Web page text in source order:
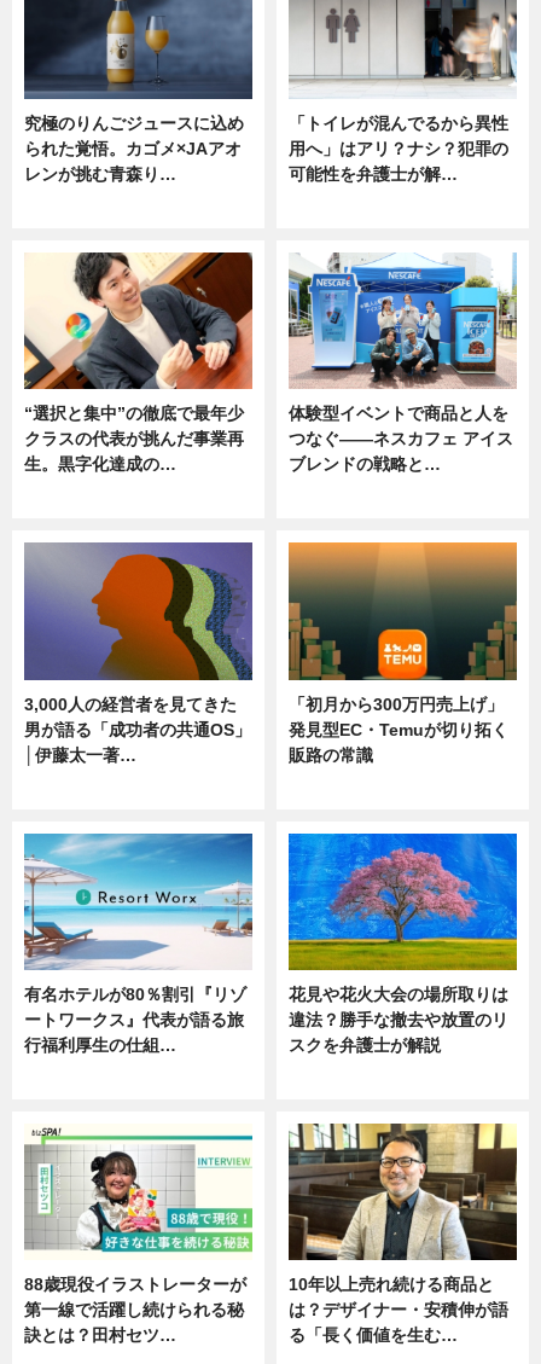
究極のりんごジュースに込め
られた覚悟。カゴメ×JAアオ
レンが挑む青森り…
「トイレが混んでるから異性
用へ」はアリ？ナシ？犯罪の
可能性を弁護士が解…
“選択と集中”の徹底で最年少
クラスの代表が挑んだ事業再
生。黒字化達成の…
体験型イベントで商品と人を
つなぐ――ネスカフェ アイス
ブレンドの戦略と…
3,000人の経営者を見てきた
男が語る「成功者の共通OS」
│伊藤太一著…
「初月から300万円売上げ」
発見型EC・Temuが切り拓く
販路の常識
有名ホテルが80％割引『リゾ
ートワークス』代表が語る旅
行福利厚生の仕組…
花見や花火大会の場所取りは
違法？勝手な撤去や放置のリ
スクを弁護士が解説
88歳現役イラストレーターが
第一線で活躍し続けられる秘
訣とは？田村セツ…
10年以上売れ続ける商品と
は？デザイナー・安積伸が語
る「長く価値を生む…